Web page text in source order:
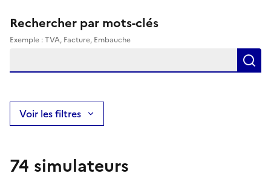
Rechercher et filtrer
Rechercher par mots-clés
Exemple : TVA, Facture, Embauche
Voir les filtres
74 simulateurs